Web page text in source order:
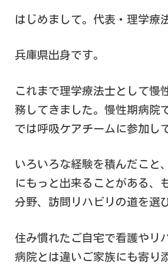
はじめまして。代表・理学療
兵庫県出身です。
これまで理学療法士として慢
務してきました。慢性期病院
では呼吸ケアチームに参加し
いろいろな経験を積んだこと
にもっと出来ることがある、
分野、訪問リハビリの道を選
住み慣れたご自宅で看護やリ
病院とは違いご家族にも寄り